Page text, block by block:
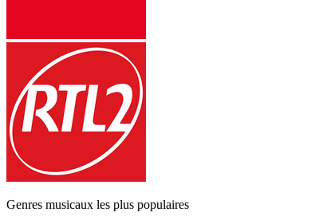
Genres musicaux les plus populaires